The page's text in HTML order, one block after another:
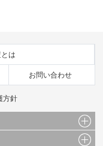
は
お問い合わせ
方針
画像データ等）及びこれらの配